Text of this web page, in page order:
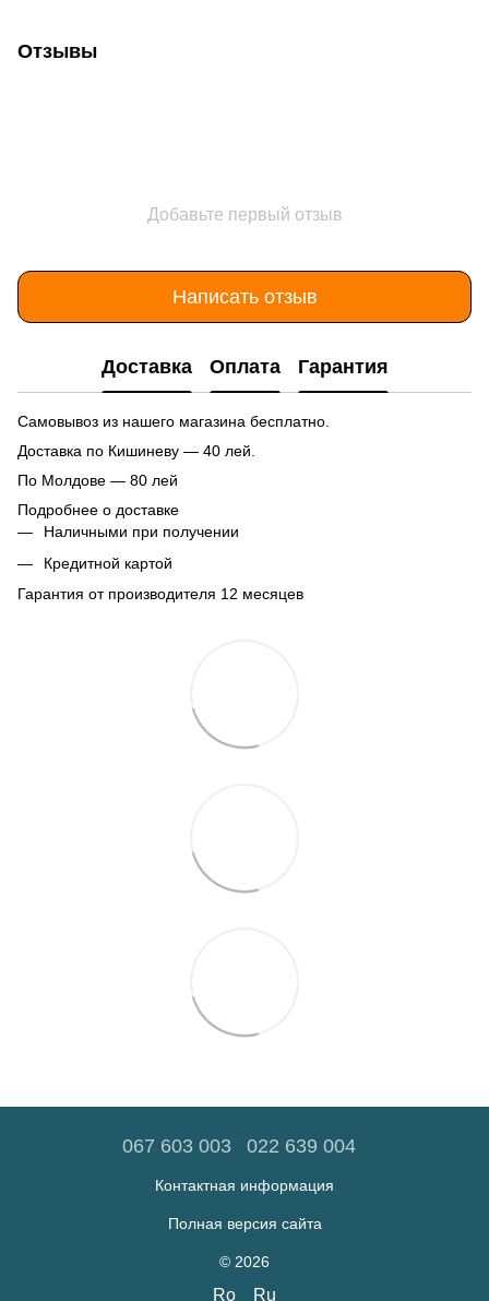
Отзывы
Добавьте первый отзыв
Написать отзыв
Доставка Оплата Гарантия
Самовывоз из нашего магазина бесплатно.
Доставка по Кишиневу — 40 лей.
По Молдове — 80 лей
Подробнее о доставке
Наличными при получении
Кредитной картой
Гарантия от производителя 12 месяцев
067 603 003 022 639 004
Контактная информация
Полная версия сайта
© 2026
Ro Ru